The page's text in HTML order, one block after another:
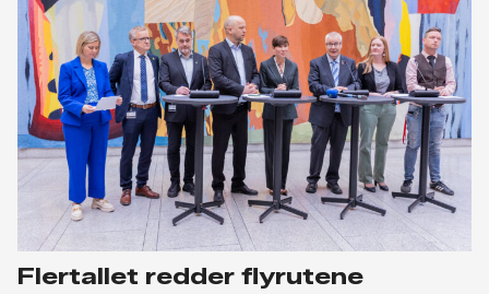
Flertallet redder flyrutene